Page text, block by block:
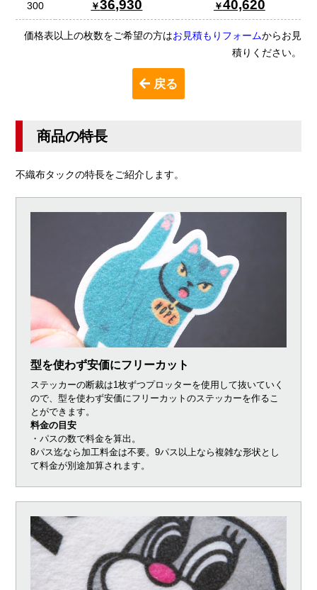
300 36,930 40,620
価格表以上の枚数をご希望の方はお見積もりフォームからお見
積りください。
戻る
商品の特長
不織布タックの特長をご紹介します。
型を使わず安価にフリーカット
ステッカーの断裁は1枚ずつプロッターを使用して抜いていく
ので、型を使わず安価にフリーカットのステッカーを作るこ
とができます。
料金の目安
・パスの数で料金を算出。
8パス迄なら加工料金は不要。9パス以上なら複雑な形状とし
て料金が別途加算されます。